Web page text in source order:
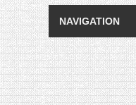
CONVIVIALITÉ
[VIDÉO]
BIOTYFULL BOX
FEAT. AKILA
[VIDÉO]
DES AUTRES,
AUTRES